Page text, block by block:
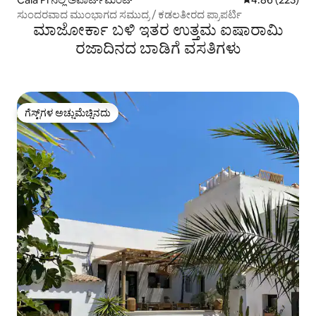
ಸುಂದರವಾದ ಮುಂಭಾಗದ ಸಮುದ್ರ / ಕಡಲತೀರದ ಪ್ರಾಪರ್ಟಿ
ಮಾಜೋರ್ಕಾ ಬಳಿ ಇತರ ಉತ್ತಮ ಐಷಾರಾಮಿ
ರಜಾದಿನದ ಬಾಡಿಗೆ ವಸತಿಗಳು
ಗೆಸ್ಟ್‌ಗಳ ಅಚ್ಚುಮೆಚ್ಚಿನದು
ಗೆಸ್ಟ್‌ಗಳ ಅಚ್ಚುಮೆಚ್ಚಿನದು